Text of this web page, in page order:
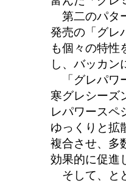
第二のパタ
発売の「グレ
も個々の特性
し、バッカン
「グレパワ
寒グレシーズ
レパワースペ
ゆっくりと拡
複合させ、多
効果的に促進
そして、と